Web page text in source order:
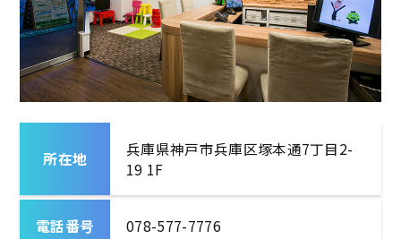
所在地
兵庫県神戸市兵庫区塚本通7丁目2-
19 1F
電話番号 078-577-7776